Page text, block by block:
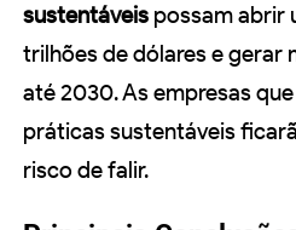
sustentáveis possam abrir
trilhões de dólares e gerar
até 2030. As empresas
práticas sustentáveis
risco de falir.